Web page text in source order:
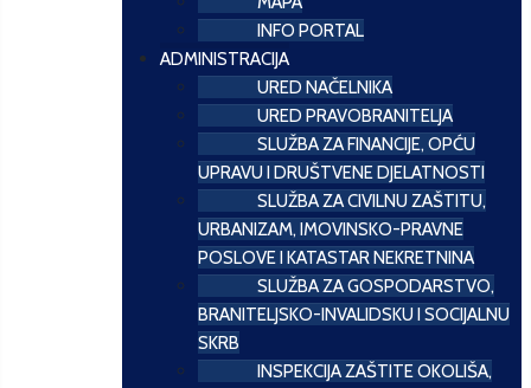
INFO PORTAL
ADMINISTRACIJA
URED NAČELNIKA
URED PRAVOBRANITELJA
SLUŽBA ZA FINANCIJE, OPĆU
UPRAVU I DRUŠTVENE DJELATNOSTI
SLUŽBA ZA CIVILNU ZAŠTITU,
URBANIZAM, IMOVINSKO-PRAVNE
POSLOVE I KATASTAR NEKRETNINA
SLUŽBA ZA GOSPODARSTVO,
BRANITELJSKO-INVALIDSKU I SOCIJALNU
SKRB
INSPEKCIJA ZAŠTITE OKOLIŠA,